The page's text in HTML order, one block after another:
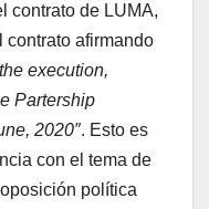
contrato de LUMA,
contrato afirmando
execution,
Partership
2020″. Esto es
con el tema de
política